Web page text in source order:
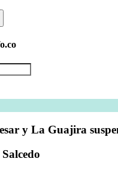
y La Guajira